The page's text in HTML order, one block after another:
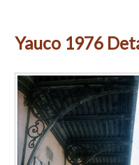
Yauco 1976